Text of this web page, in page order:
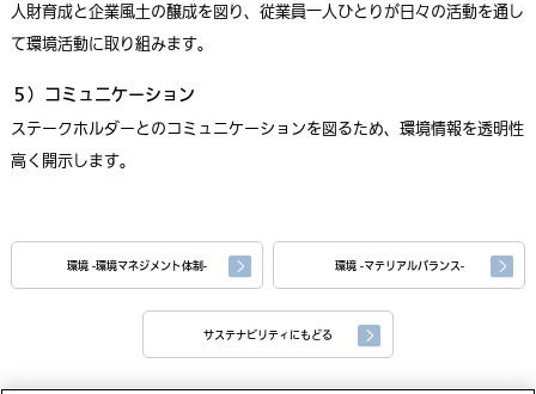
人財育成と企業風土の醸成を図り、従業員一人ひとりが日々の活動を通し
て環境活動に取り組みます。
５）コミュニケーション
ステークホルダーとのコミュニケーションを図るため、環境情報を透明性
高く開示します。
環境 -環境マネジメント体制- 環境 -マテリアルバランス-
サステナビリティにもどる